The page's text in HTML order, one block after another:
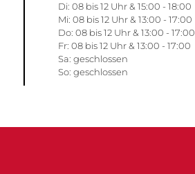
Di: 08 bis 12 Uhr & 15:00 - 18:00
Mi: 08 bis 12 Uhr & 13:00 - 17:00
Do: 08 bis 12 Uhr & 13:00 - 17:00
Fr: 08 bis 12 Uhr & 13:00 - 17:00
Sa: geschlossen
So: geschlossen